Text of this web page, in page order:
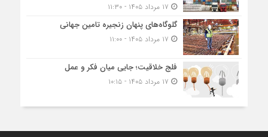
گلوگاه‌های پنهان زنجیره تامین جهانی
فلج خلاقیت؛ جایی میان فکر و عمل